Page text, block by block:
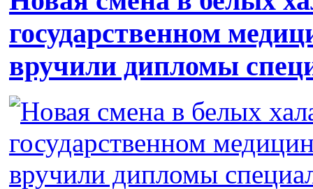
государственном
вручили дипломы